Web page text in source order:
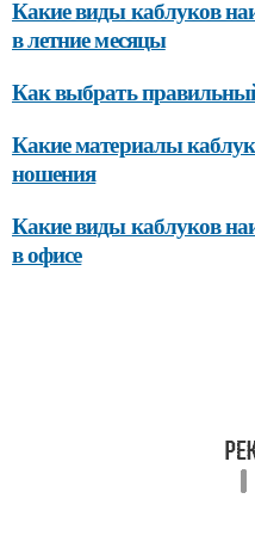
Какие виды каблуков
в летние месяцы
Как выбрать
Какие материалы
ношения
Какие виды каблуков
в офисе